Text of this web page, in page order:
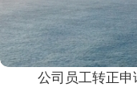
公司员工转正申